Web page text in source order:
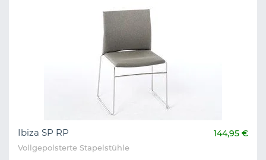
Ibiza SP RP 144,95 €
Vollgepolsterte Stapelstühle